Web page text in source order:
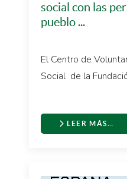
social con las
pueblo ...
El Centro de
Social de la
LEER MÁS…